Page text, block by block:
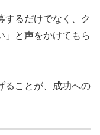
するだけでなく、ク
」と声をかけてもら
ることが、成功への